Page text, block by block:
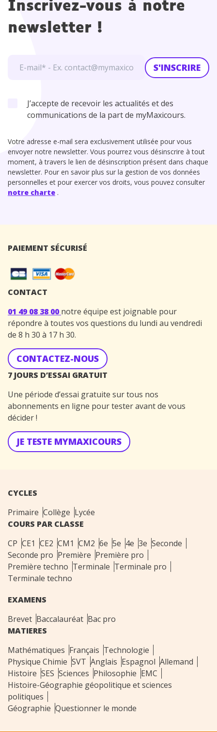
Inscrivez-vous à notre
newsletter !
S'INSCRIRE
J’accepte de recevoir les actualités et des
communications de la part de myMaxicours.
Votre adresse e-mail sera exclusivement utilisée pour vous
envoyer notre newsletter. Vous pourrez vous désinscrire à tout
moment, à travers le lien de désinscription présent dans chaque
newsletter. Pour en savoir plus sur la gestion de vos données
personnelles et pour exercer vos droits, vous pouvez consulter
notre charte .
PAIEMENT SÉCURISÉ
CONTACT
01 49 08 38 00 notre équipe est joignable pour
répondre à toutes vos questions du lundi au vendredi
de 8 h 30 à 17 h 30.
CONTACTEZ-NOUS
7 JOURS D’ESSAI GRATUIT
Une période d’essai gratuite sur tous nos
abonnements en ligne pour tester avant de vous
décider !
JE TESTE MYMAXICOURS
CYCLES
Primaire Collège Lycée
COURS PAR CLASSE
CP CE1 CE2 CM1 CM2 6e 5e 4e 3e Seconde
Seconde pro Première Première pro
Première techno Terminale Terminale pro
Terminale techno
EXAMENS
Brevet Baccalauréat Bac pro
MATIERES
Mathématiques Français Technologie
Physique Chimie SVT Anglais Espagnol Allemand
Histoire SES Sciences Philosophie EMC
Histoire-Géographie géopolitique et sciences
politiques
Géographie Questionner le monde